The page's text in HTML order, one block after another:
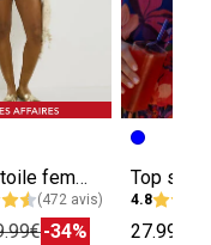
Short en toile femme
(472 avis)
-34%
4.8
27.99€